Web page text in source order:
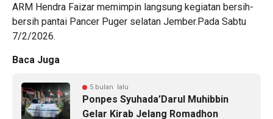
ARM Hendra Faizar memimpin langsung kegiatan bersih-
bersih pantai Pancer Puger selatan Jember.Pada Sabtu
7/2/2026.
Baca Juga
5 bulan lalu
Ponpes Syuhada’Darul Muhibbin
Gelar Kirab Jelang Romadhon